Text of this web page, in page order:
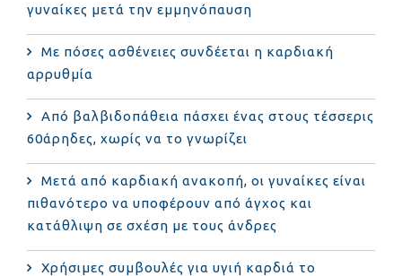
γυναίκες μετά την εμμηνόπαυση
Με πόσες ασθένειες συνδέεται η καρδιακή
αρρυθμία
Από βαλβιδοπάθεια πάσχει ένας στους τέσσερις
60άρηδες, χωρίς να το γνωρίζει
Μετά από καρδιακή ανακοπή, οι γυναίκες είναι
πιθανότερο να υποφέρουν από άγχος και
κατάθλιψη σε σχέση με τους άνδρες
Χρήσιμες συμβουλές για υγιή καρδιά το